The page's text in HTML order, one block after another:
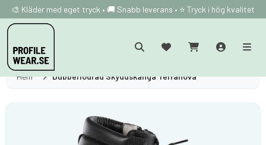
🎨 Kläder med eget tryck • 🚚 Snabb leverans • ⭐ Tryck i hög kvalitet
Hem Dubbelfodrad Skyddskänga Terranova